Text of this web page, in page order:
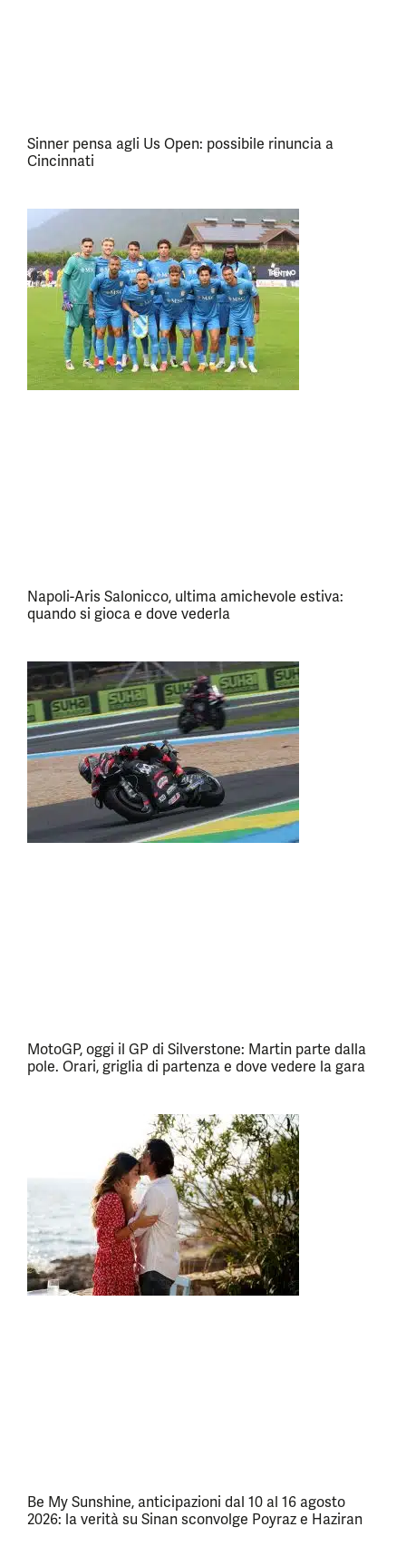
Sinner pensa agli Us Open: possibile rinuncia a
Cincinnati
Napoli-Aris Salonicco, ultima amichevole estiva:
quando si gioca e dove vederla
MotoGP, oggi il GP di Silverstone: Martin parte dalla
pole. Orari, griglia di partenza e dove vedere la gara
Be My Sunshine, anticipazioni dal 10 al 16 agosto
2026: la verità su Sinan sconvolge Poyraz e Haziran